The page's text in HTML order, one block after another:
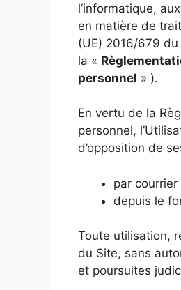
l’informatique,
en matière de
(UE) 2016/679
la «
personnel » ).
En vertu de la
personnel,
d’opposition de
par courrier
depuis le
Toute utilisation,
du Site, sans
et poursuites